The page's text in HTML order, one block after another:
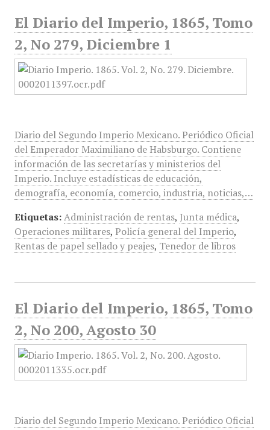
El Diario del Imperio, 1865, Tomo
2, No 279, Diciembre 1
Diario del Segundo Imperio Mexicano. Periódico Oficial
del Emperador Maximiliano de Habsburgo. Contiene
información de las secretarías y ministerios del
Imperio. Incluye estadísticas de educación,
demografía, economía, comercio, industria, noticias,…
Etiquetas: Administración de rentas, Junta médica,
Operaciones militares, Policía general del Imperio,
Rentas de papel sellado y peajes, Tenedor de libros
El Diario del Imperio, 1865, Tomo
2, No 200, Agosto 30
Diario del Segundo Imperio Mexicano. Periódico Oficial